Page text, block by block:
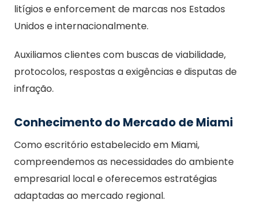
litígios e enforcement de marcas nos Estados
Unidos e internacionalmente.
Auxiliamos clientes com buscas de viabilidade,
protocolos, respostas a exigências e disputas de
infração.
Conhecimento do Mercado de Miami
Como escritório estabelecido em Miami,
compreendemos as necessidades do ambiente
empresarial local e oferecemos estratégias
adaptadas ao mercado regional.